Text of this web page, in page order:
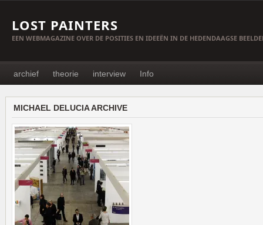
LOST PAINTERS
EEN WEBMAGAZINE OVER DE POSITIES EN IDEEËN IN DE HEDENDAAGSE
archief theorie interview Info
MICHAEL DELUCIA ARCHIVE